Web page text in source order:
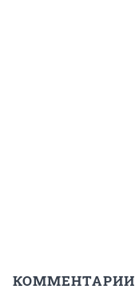
КОММЕНТАРИИ